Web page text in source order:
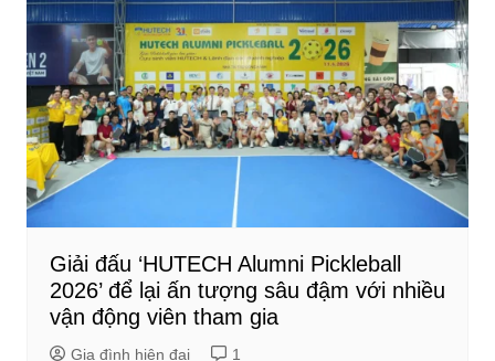
Giải đấu ‘HUTECH Alumni Pickleball
2026’ để lại ấn tượng sâu đậm với nhiều
vận động viên tham gia
Gia đình hiện đại 1